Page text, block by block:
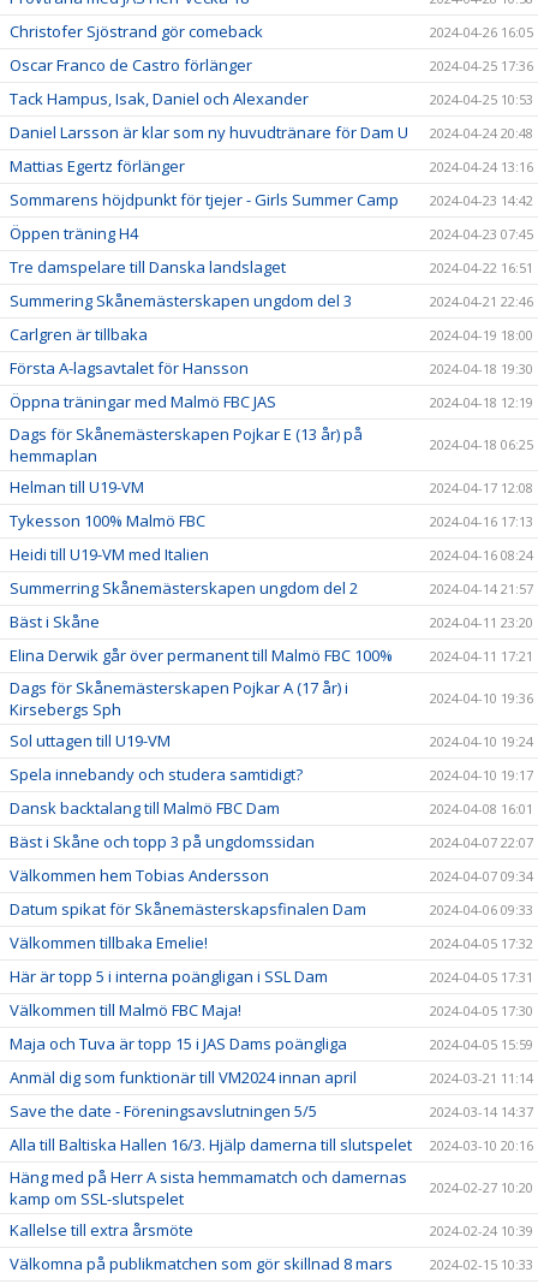
Christofer Sjöstrand gör comeback 2024-04-26 16:05
Oscar Franco de Castro förlänger 2024-04-25 17:36
Tack Hampus, Isak, Daniel och Alexander 2024-04-25 10:53
Daniel Larsson är klar som ny huvudtränare för Dam U 2024-04-24 20:48
Mattias Egertz förlänger 2024-04-24 13:16
Sommarens höjdpunkt för tjejer - Girls Summer Camp 2024-04-23 14:42
Öppen träning H4 2024-04-23 07:45
Tre damspelare till Danska landslaget 2024-04-22 16:51
Summering Skånemästerskapen ungdom del 3 2024-04-21 22:46
Carlgren är tillbaka 2024-04-19 18:00
Första A-lagsavtalet för Hansson 2024-04-18 19:30
Öppna träningar med Malmö FBC JAS 2024-04-18 12:19
Dags för Skånemästerskapen Pojkar E (13 år) på
hemmaplan
2024-04-18 06:25
Helman till U19-VM 2024-04-17 12:08
Tykesson 100% Malmö FBC 2024-04-16 17:13
Heidi till U19-VM med Italien 2024-04-16 08:24
Summerring Skånemästerskapen ungdom del 2 2024-04-14 21:57
Bäst i Skåne 2024-04-11 23:20
Elina Derwik går över permanent till Malmö FBC 100% 2024-04-11 17:21
Dags för Skånemästerskapen Pojkar A (17 år) i
Kirsebergs Sph
2024-04-10 19:36
Sol uttagen till U19-VM 2024-04-10 19:24
Spela innebandy och studera samtidigt? 2024-04-10 19:17
Dansk backtalang till Malmö FBC Dam 2024-04-08 16:01
Bäst i Skåne och topp 3 på ungdomssidan 2024-04-07 22:07
Välkommen hem Tobias Andersson 2024-04-07 09:34
Datum spikat för Skånemästerskapsfinalen Dam 2024-04-06 09:33
Välkommen tillbaka Emelie! 2024-04-05 17:32
Här är topp 5 i interna poängligan i SSL Dam 2024-04-05 17:31
Välkommen till Malmö FBC Maja! 2024-04-05 17:30
Maja och Tuva är topp 15 i JAS Dams poängliga 2024-04-05 15:59
Anmäl dig som funktionär till VM2024 innan april 2024-03-21 11:14
Save the date - Föreningsavslutningen 5/5 2024-03-14 14:37
Alla till Baltiska Hallen 16/3. Hjälp damerna till slutspelet 2024-03-10 20:16
Häng med på Herr A sista hemmamatch och damernas
kamp om SSL-slutspelet
2024-02-27 10:20
Kallelse till extra årsmöte 2024-02-24 10:39
Välkomna på publikmatchen som gör skillnad 8 mars 2024-02-15 10:33